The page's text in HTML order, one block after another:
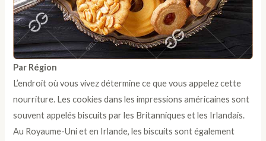
Par Région
L’endroit où vous vivez détermine ce que vous appelez cette
nourriture. Les cookies dans les impressions américaines sont
souvent appelés biscuits par les Britanniques et les Irlandais.
Au Royaume-Uni et en Irlande, les biscuits sont également